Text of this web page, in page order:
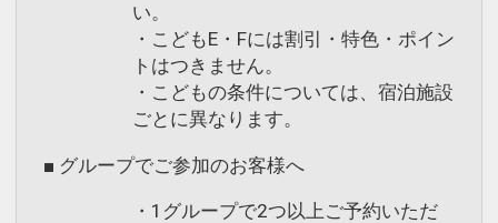
い。
・こどもE・Fには割引・特色・ポイン
トはつきません。
・こどもの条件については、宿泊施設
ごとに異なります。
■ グループでご参加のお客様へ
・1グループで2つ以上ご予約いただ